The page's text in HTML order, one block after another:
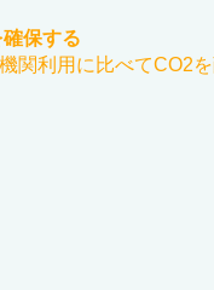
保する
利用に比べてCO2